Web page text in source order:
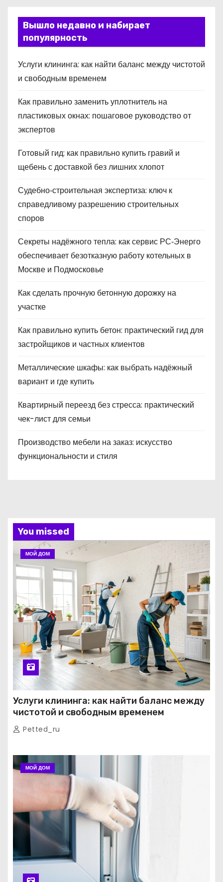
Вышло недавно и набирает
популярность
Услуги клининга: как найти баланс между чистотой
и свободным временем
Как правильно заменить уплотнитель на
пластиковых окнах: пошаговое руководство от
экспертов
Готовый гид: как правильно купить гравий и
щебень с доставкой без лишних хлопот
Судебно‑строительная экспертиза: ключ к
справедливому разрешению строительных
споров
Секреты надёжного тепла: как сервис РС‑Энерго
обеспечивает безотказную работу котельных в
Москве и Подмосковье
Как сделать прочную бетонную дорожку на
участке
Как правильно купить бетон: практический гид для
застройщиков и частных клиентов
Металлические шкафы: как выбрать надёжный
вариант и где купить
Квартирный переезд без стресса: практический
чек-лист для семьи
Производство мебели на заказ: искусство
функциональности и стиля
You missed
МОЙ ДОМ
Услуги клининга: как найти баланс между
чистотой и свободным временем
Petted_ru
МОЙ ДОМ